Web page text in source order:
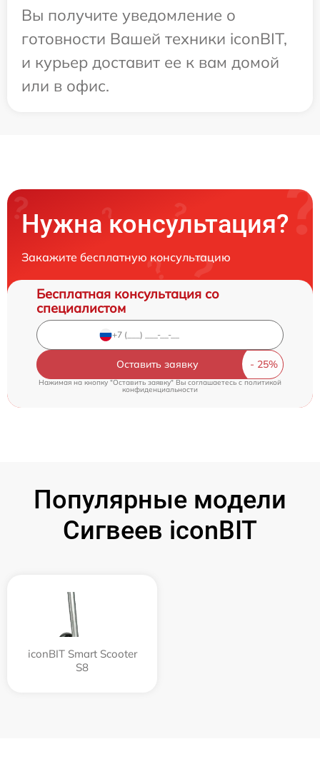
Вы получите уведомление о
готовности Вашей техники iconBIT,
и курьер доставит ее к вам домой
или в офис.
Нужна консультация?
Закажите бесплатную консультацию
Бесплатная консультация со
специалистом
Оставить заявку
Нажимая на кнопку "Оставить заявку" Вы соглашаетесь cполитикой
конфиденциальности
Популярные модели
Сигвеев iconBIT
iconBIT Smart Scooter
S8